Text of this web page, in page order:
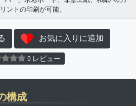
ントの印刷が可能。
お気に入りに追加
0 レビュー
構成